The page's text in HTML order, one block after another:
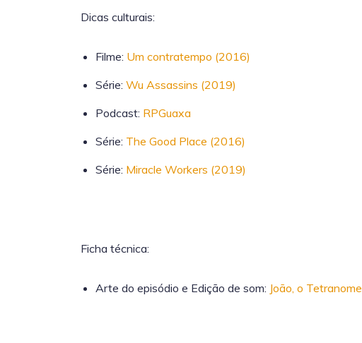
Dicas culturais:
Filme: Um contratempo (2016)
Série: Wu Assassins (2019)
Podcast: RPGuaxa
Série: The Good Place (2016)
Série: Miracle Workers (2019)
Ficha técnica:
Arte do episódio e Edição de som: João, o Tetranome